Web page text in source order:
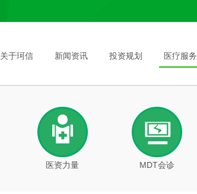
关于珂信 新闻资讯 投资规划 医疗服务
医资力量 MDT会诊